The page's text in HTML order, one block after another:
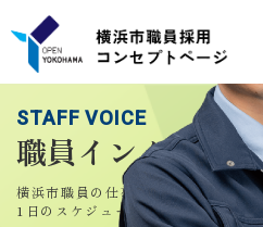
STAFF VOICE
職員インタビュー
横浜市職員の仕事内容や、
1日のスケジュールを知る